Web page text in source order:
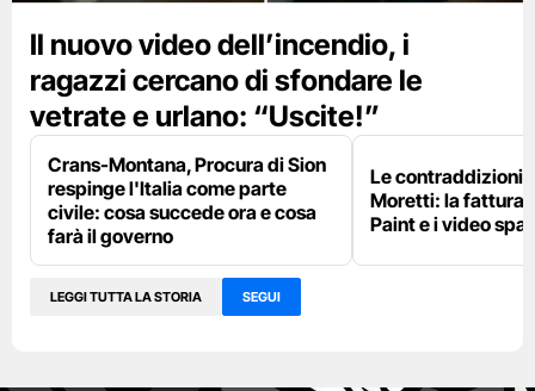
Il nuovo video dell’incendio, i
ragazzi cercano di sfondare le
vetrate e urlano: “Uscite!”
Crans-Montana, Procura di Sion
respinge l'Italia come parte
civile: cosa succede ora e cosa
farà il governo
Le contraddizioni
Moretti: la fattura
Paint e i video
LEGGI TUTTA LA STORIA SEGUI